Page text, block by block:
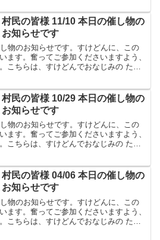
村民の皆様 11/10 本日の催し物の
お知らせです
物のお知らせです。すけどんに、この
ます。奮ってご参加くださいますよう、
こちらは、すけどんでおなじみの たま
村民の皆様 10/29 本日の催し物の
お知らせです
物のお知らせです。すけどんに、この
ます。奮ってご参加くださいますよう、
こちらは、すけどんでおなじみの たま
村民の皆様 04/06 本日の催し物の
お知らせです
物のお知らせです。すけどんに、この
ます。奮ってご参加くださいますよう、
こちらは、すけどんでおなじみの たま